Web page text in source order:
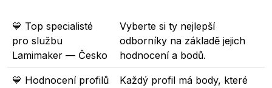
💙 Top specialisté
pro službu
Lamimaker — Česko
Vyberte si ty nejlepší
odborníky na základě jejich
hodnocení a bodů.
💙 Hodnocení profilů
Každý profil má body, které